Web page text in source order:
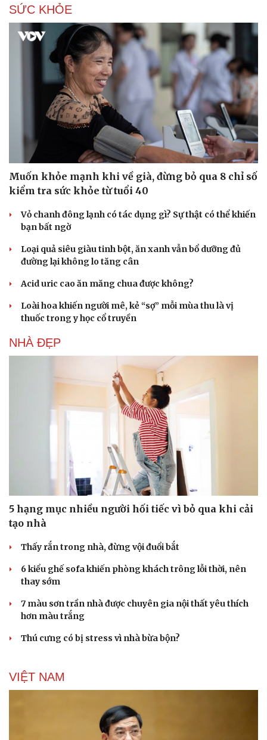
SỨC KHỎE
Muốn khỏe mạnh khi về già, đừng bỏ qua 8 chỉ số
kiểm tra sức khỏe từ tuổi 40
Vỏ chanh đông lạnh có tác dụng gì? Sự thật có thể khiến
bạn bất ngờ
Loại quả siêu giàu tinh bột, ăn xanh vẫn bổ dưỡng đủ
đường lại không lo tăng cân
Acid uric cao ăn măng chua được không?
Loài hoa khiến người mê, kẻ “sợ” mỗi mùa thu là vị
thuốc trong y học cổ truyền
NHÀ ĐẸP
5 hạng mục nhiều người hối tiếc vì bỏ qua khi cải
tạo nhà
Thấy rắn trong nhà, đừng vội đuổi bắt
6 kiểu ghế sofa khiến phòng khách trông lỗi thời, nên
thay sớm
7 màu sơn trần nhà được chuyên gia nội thất yêu thích
hơn màu trắng
Thú cưng có bị stress vì nhà bừa bộn?
VIỆT NAM